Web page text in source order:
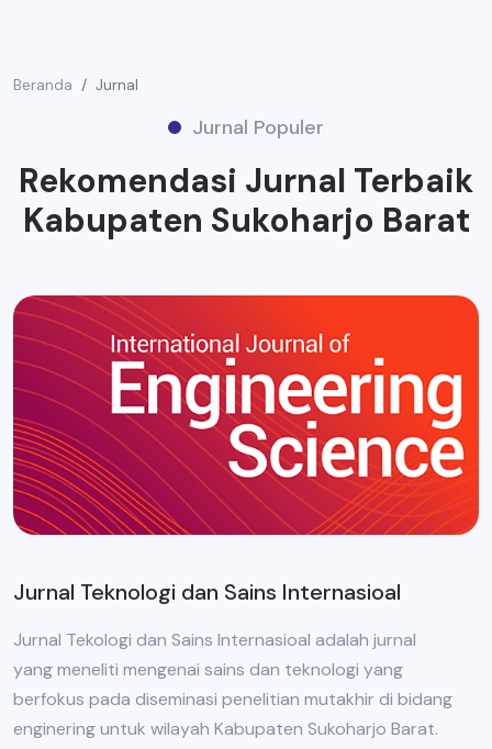
Beranda Jurnal
Jurnal Populer
Rekomendasi Jurnal Terbaik
Kabupaten Sukoharjo Barat
Jurnal Teknologi dan Sains Internasioal
Jurnal Tekologi dan Sains Internasioal adalah jurnal
yang meneliti mengenai sains dan teknologi yang
berfokus pada diseminasi penelitian mutakhir di bidang
enginering untuk wilayah Kabupaten Sukoharjo Barat.